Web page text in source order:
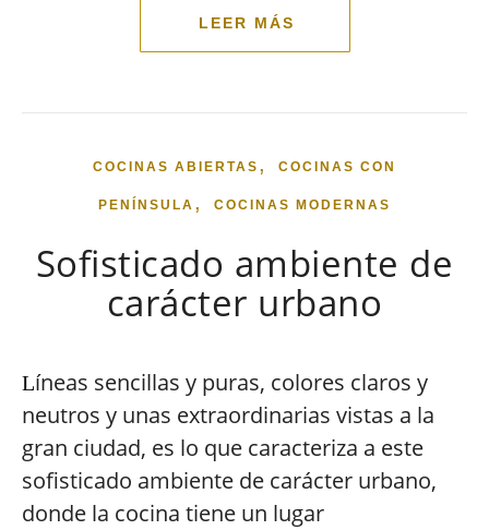
COCINAS ABIERTAS , COCINAS CON
PENÍNSULA , COCINAS MODERNAS
Sofisticado ambiente de
carácter urbano
Líneas sencillas y puras, colores claros y
neutros y unas extraordinarias vistas a la
gran ciudad, es lo que caracteriza a este
sofisticado ambiente de carácter urbano,
donde la cocina tiene un lugar